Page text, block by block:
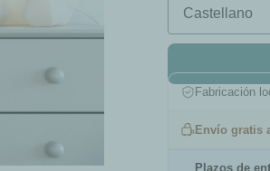
Fabricación
Envío gratis
Plazos de